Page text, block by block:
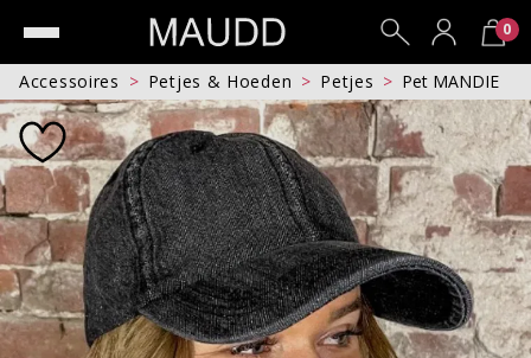
0
Accessoires Petjes & Hoeden Petjes Pet MANDIE